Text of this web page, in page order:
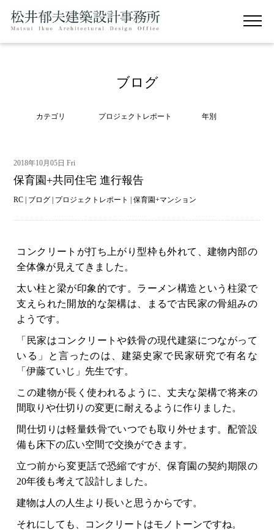
ブログ
カテゴリ プロジェクトレポート 年別
2018年10月05日 Fri
保育園+共同住宅 進行報告
RC ブログ プロジェクトレポート |保育園+マンション
コンクリートが打ち上がり型枠も外れて、建物内部の
全体像が見えてきました。
太い柱と梁が印象的です。ラーメン構造という柱梁で
支えられた開放的な架構は、まるで古民家の骨組みの
ようです。
「民家はコンクリートや鉄骨の現代建築につながって
いる」と言ったのは、建築史家で民家研究で有名な
「伊藤ていじ」先生です。
この建物が長く使われるように、丈夫な架構で将来の
間取りや仕切りの変更に耐えるように作りました。
間仕切りは軽量鉄骨でいつでも取り外せます。配管設
備も床下の広い空間で交換ができます。
立つ前から変更話で恐縮ですが、保育園の契約期限の
20年後も考えて設計しました。
建物は人の人生より長いと思うからです。
それにしても、コンクリートはモノトーンですね。